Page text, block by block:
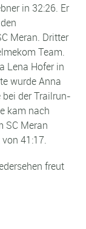
in 32:26. Er
Meran. Dritter
Team.
Lena Hofer in
wurde Anna
bei der Trailrun-
kam nach
SC Meran
41:17.
freut